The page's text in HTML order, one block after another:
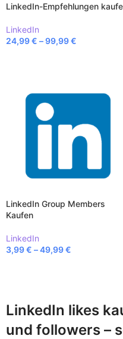
LinkedIn-Empfehlungen
LinkedIn
24,99€ –99,99€
LinkedIn Group Members
Kaufen
LinkedIn
3,99€ –49,99€
LinkedIn likes
und followers –